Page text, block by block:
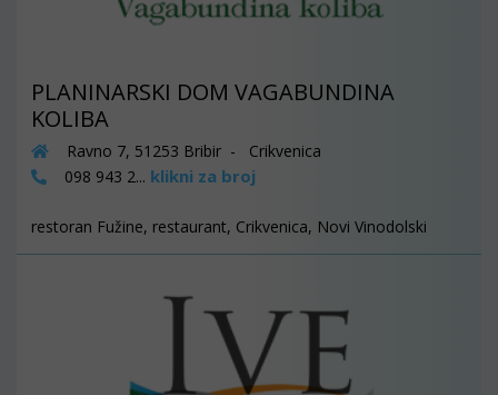
PLANINARSKI DOM VAGABUNDINA
KOLIBA
Ravno 7, 51253 Bribir - Crikvenica
098 943 2... klikni za broj
restoran Fužine, restaurant, Crikvenica, Novi Vinodolski